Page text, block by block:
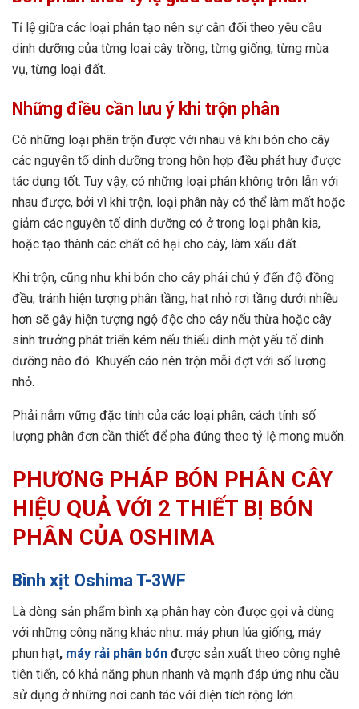
Tỉ lệ giữa các loại phân tạo nên sự cân đối theo yêu cầu
dinh dưỡng của từng loại cây trồng, từng giống, từng mùa
vụ, từng loại đất.
Những điều cần lưu ý khi trộn phân
Có những loại phân trộn được với nhau và khi bón cho cây
các nguyên tố dinh dưỡng trong hỗn hợp đều phát huy được
tác dụng tốt. Tuy vậy, có những loại phân không trộn lẫn với
nhau được, bởi vì khi trộn, loại phân này có thể làm mất hoặc
giảm các nguyên tố dinh dưỡng có ở trong loại phân kia,
hoặc tạo thành các chất có hại cho cây, làm xấu đất.
Khi trộn, cũng như khi bón cho cây phải chú ý đến độ đồng
đều, tránh hiện tượng phân tầng, hạt nhỏ rơi tầng dưới nhiều
hơn sẽ gây hiện tượng ngộ độc cho cây nếu thừa hoặc cây
sinh trưởng phát triển kém nếu thiếu dinh một yếu tố dinh
dưỡng nào đó. Khuyến cáo nên trộn mỗi đợt với số lượng
nhỏ.
Phải nắm vững đặc tính của các loại phân, cách tính số
lượng phân đơn cần thiết để pha đúng theo tỷ lệ mong muốn.
PHƯƠNG PHÁP BÓN PHÂN CÂY
HIỆU QUẢ VỚI 2 THIẾT BỊ BÓN
PHÂN CỦA OSHIMA
Bình xịt Oshima T-3WF
Là dòng sản phẩm bình xạ phân hay còn được gọi và dùng
với những công năng khác như: máy phun lúa giống, máy
phun hạt, máy rải phân bón được sản xuất theo công nghệ
tiên tiến, có khả năng phun nhanh và mạnh đáp ứng nhu cầu
sử dụng ở những nơi canh tác với diện tích rộng lớn.